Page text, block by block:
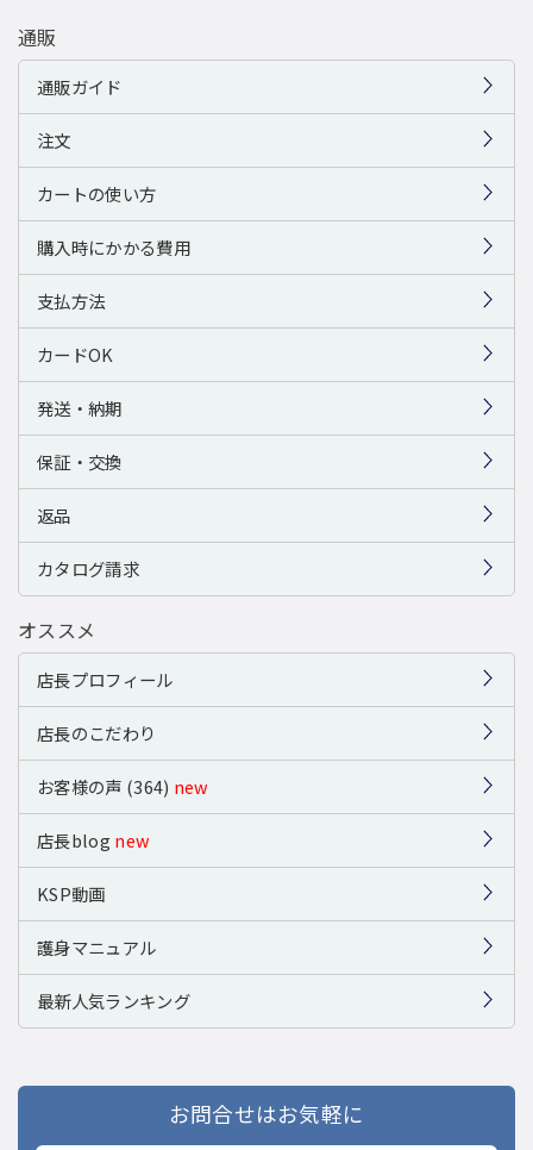
通販
通販ガイド
注文
カートの使い方
購入時にかかる費用
支払方法
カードOK
発送・納期
保証・交換
返品
カタログ請求
オススメ
店長プロフィール
店長のこだわり
お客様の声 (364) new
店長blog new
KSP動画
護身マニュアル
最新人気ランキング
お問合せはお気軽に